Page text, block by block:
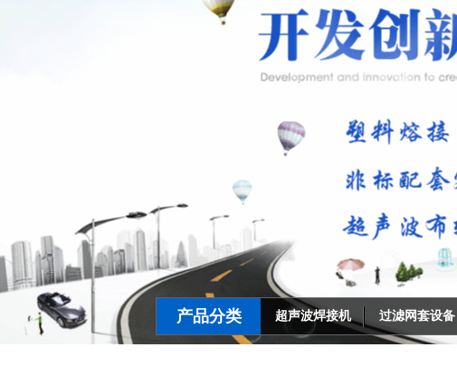
产品分类 超声波焊接机 过滤网套设备
搜索